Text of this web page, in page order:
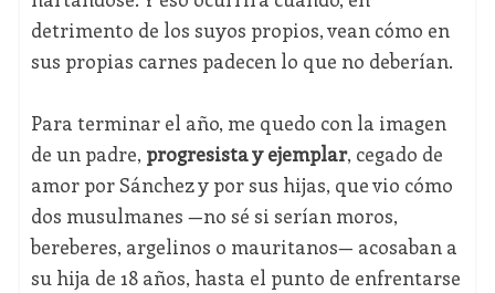
detrimento de los suyos propios, vean cómo en
sus propias carnes padecen lo que no deberían.
Para terminar el año, me quedo con la imagen
de un padre, progresista y ejemplar, cegado de
amor por Sánchez y por sus hijas, que vio cómo
dos musulmanes —no sé si serían moros,
bereberes, argelinos o mauritanos— acosaban a
su hija de 18 años, hasta el punto de enfrentarse